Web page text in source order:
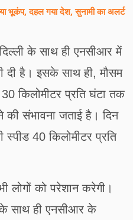
भूकंप, दहल गया देश, सुनामी का अलर्ट
के साथ ही एनसीआर में
दी है। इसके साथ ही, मौसम
किलोमीटर प्रति घंटा तक
संभावना जताई है। दिन
40 किलोमीटर प्रति
लोगों को परेशान करेगी।
साथ ही एनसीआर के